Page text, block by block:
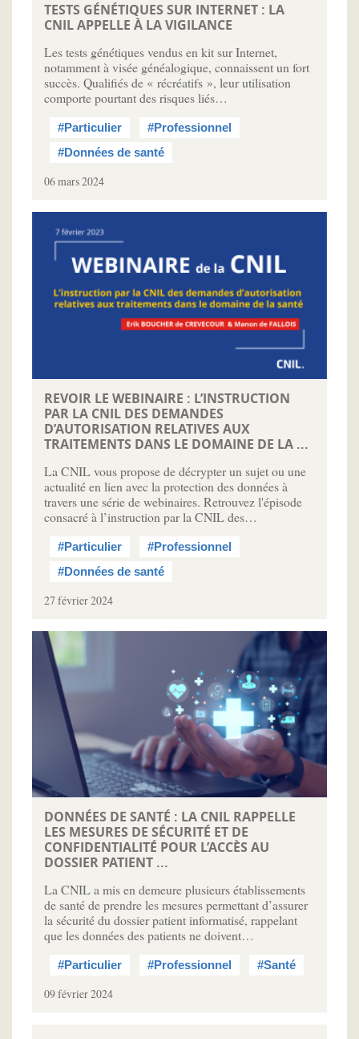
TESTS GÉNÉTIQUES SUR INTERNET : LA
CNIL APPELLE À LA VIGILANCE
Les tests génétiques vendus en kit sur Internet,
notamment à visée généalogique, connaissent un fort
succès. Qualifiés de « récréatifs », leur utilisation
comporte pourtant des risques liés…
#Particulier
#Professionnel
#Données de santé
06 mars 2024
REVOIR LE WEBINAIRE : L’INSTRUCTION
PAR LA CNIL DES DEMANDES
D’AUTORISATION RELATIVES AUX
TRAITEMENTS DANS LE DOMAINE DE LA ...
La CNIL vous propose de décrypter un sujet ou une
actualité en lien avec la protection des données à
travers une série de webinaires. Retrouvez l'épisode
consacré à l’instruction par la CNIL des…
#Particulier
#Professionnel
#Données de santé
27 février 2024
DONNÉES DE SANTÉ : LA CNIL RAPPELLE
LES MESURES DE SÉCURITÉ ET DE
CONFIDENTIALITÉ POUR L’ACCÈS AU
DOSSIER PATIENT ...
La CNIL a mis en demeure plusieurs établissements
de santé de prendre les mesures permettant d’assurer
la sécurité du dossier patient informatisé, rappelant
que les données des patients ne doivent…
#Particulier #Professionnel #Santé
09 février 2024